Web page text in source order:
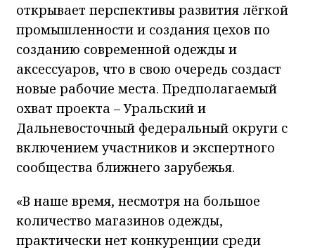
открывает перспективы развития лёгкой
промышленности и создания цехов по
созданию современной одежды и
аксессуаров, что в свою очередь создаст
новые рабочие места. Предполагаемый
охват проекта – Уральский и
Дальневосточный федеральный округи с
включением участников и экспертного
сообщества ближнего зарубежья.
«В наше время, несмотря на большое
количество магазинов одежды,
практически нет конкуренции среди